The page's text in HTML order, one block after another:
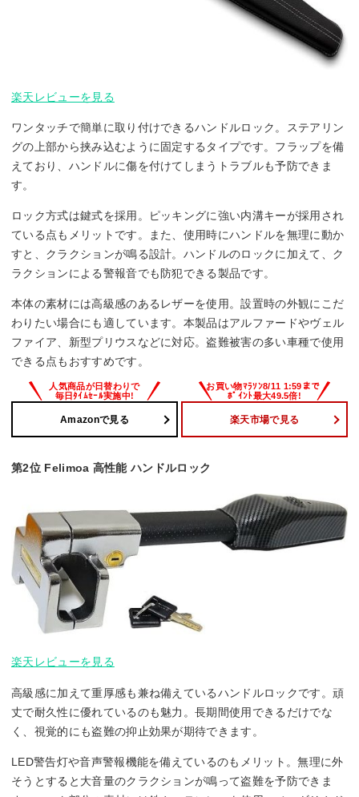
楽天レビューを見る
ワンタッチで簡単に取り付けできるハンドルロック。ステアリン
グの上部から挟み込むように固定するタイプです。フラップを備
えており、ハンドルに傷を付けてしまうトラブルも予防できま
す。
ロック方式は鍵式を採用。ピッキングに強い内溝キーが採用され
ている点もメリットです。また、使用時にハンドルを無理に動か
すと、クラクションが鳴る設計。ハンドルのロックに加えて、ク
ラクションによる警報音でも防犯できる製品です。
本体の素材には高級感のあるレザーを使用。設置時の外観にこだ
わりたい場合にも適しています。本製品はアルファードやヴェル
ファイア、新型プリウスなどに対応。盗難被害の多い車種で使用
できる点もおすすめです。
Amazonで見る 楽天市場で見る
第2位 Felimoa 高性能 ハンドルロック
楽天レビューを見る
高級感に加えて重厚感も兼ね備えているハンドルロックです。頑
丈で耐久性に優れているのも魅力。長期間使用できるだけでな
く、視覚的にも盗難の抑止効果が期待できます。
LED警告灯や音声警報機能を備えているのもメリット。無理に外
そうとすると大音量のクラクションが鳴って盗難を予防できま